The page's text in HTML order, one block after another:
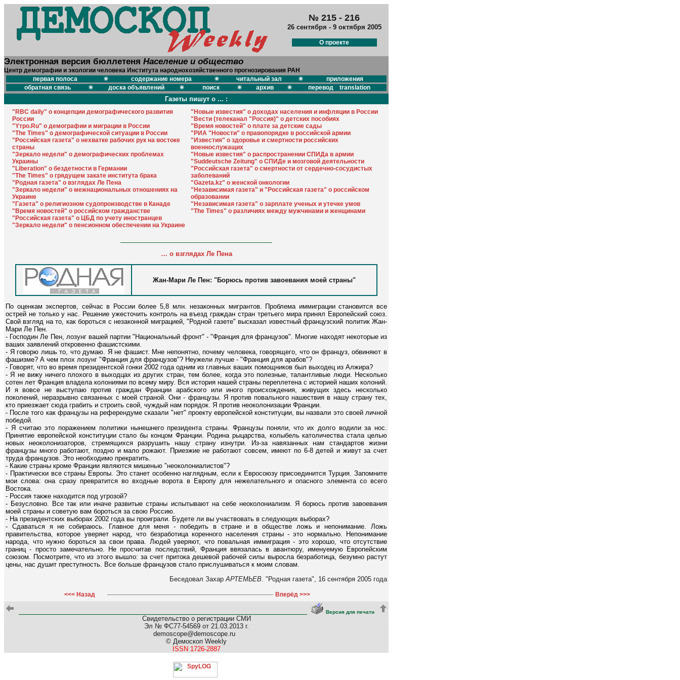
№ 215 - 216
26 сентября - 9 октября 2005
О проекте
Электронная версия бюллетеня Население и общество
Центр демографии и экологии человека Института народнохозяйственного прогнозирования РАН
первая полоса
содержание номера читальный зал
приложения
обратная связь
доска объявлений поиск архив перевод translation
Газеты пишут о ... :
"RBC daily" о концепции демографического развития
России
"Yтро.Ru" о демографии и миграции в России
"The Times" о демографической ситуации в России
"Российская газета" о нехватке рабочих рук на востоке
страны
"Зеркало недели" о демографических проблемах
Украины
"Liberation" о бездетности в Германии
"The Times" о грядущем закате института брака
"Родная газета" о взглядах Ле Пена
"Зеркало недели" о межнациональных отношениях на
Украине
"Газета" о религиозном судопроизводстве в Канаде
"Время новостей" о российском гражданстве
"Российская газета" о ЦБД по учету иностранцев
"Зеркало недели" о пенсионном обеспечении на Украине
"Новые известия" о доходах населения и инфляции в России
"Вести (телеканал "Россия)" о детских пособиях
"Время новостей" о плате за детские сады
"РИА "Новости" о правопорядке в российской армии
"Известия" о здоровье и смертности российских
военнослужащих
"Новые известия" о распространении СПИДа в армии
"Suddeutsche Zeitung" о СПИДе и мозговой деятельности
"Российская газета" о смертности от сердечно-сосудистых
заболеваний
"Gazeta.kz" о женской онкологии
"Независимая газета" и "Российская газета" о российском
образовании
"Независимая газета" о зарплате ученых и утечке умов
"The Times" о различиях между мужчинами и женщинами
… о взглядах Ле Пена
Жан-Мари Ле Пен: "Борюсь против завоевания моей страны"
По оценкам экспертов, сейчас в России более 5,8 млн. незаконных мигрантов. Проблема иммиграции становится все
острей не только у нас. Решение ужесточить контроль на въезд граждан стран третьего мира принял Европейский союз.
Свой взгляд на то, как бороться с незаконной миграцией, "Родной газете" высказал известный французский политик Жан-
Мари Ле Пен.
- Господин Ле Пен, лозунг вашей партии "Национальный фронт" - "Франция для французов". Многие находят некоторые из
ваших заявлений откровенно фашистскими.
- Я говорю лишь то, что думаю. Я не фашист. Мне непонятно, почему человека, говорящего, что он француз, обвиняют в
фашизме? А чем плох лозунг "Франция для французов"? Неужели лучше - "Франция для арабов"?
- Говорят, что во время президентской гонки 2002 года одним из главных ваших помощников был выходец из Алжира?
- Я не вижу ничего плохого в выходцах из других стран, тем более, когда это полезные, талантливые люди. Несколько
сотен лет Франция владела колониями по всему миру. Вся история нашей страны переплетена с историей наших колоний.
И я вовсе не выступаю против граждан Франции арабского или иного происхождения, живущих здесь несколько
поколений, неразрывно связанных с моей страной. Они - французы. Я против повального нашествия в нашу страну тех,
кто приезжает сюда грабить и строить свой, чуждый нам порядок. Я против неоколонизации Франции.
- После того как французы на референдуме сказали "нет" проекту европейской конституции, вы назвали это своей личной
победой.
- Я считаю это поражением политики нынешнего президента страны. Французы поняли, что их долго водили за нос.
Принятие европейской конституции стало бы концом Франции. Родина рыцарства, колыбель католичества стала целью
новых неоколонизаторов, стремящихся разрушить нашу страну изнутри. Из-за навязанных нам стандартов жизни
французы много работают, поздно и мало рожают. Приезжие не работают совсем, имеют по 6-8 детей и живут за счет
труда французов. Это необходимо прекратить.
- Какие страны кроме Франции являются мишенью "неоколониалистов"?
- Практически все страны Европы. Это станет особенно наглядным, если к Евросоюзу присоединится Турция. Запомните
мои слова: она сразу превратится во входные ворота в Европу для нежелательного и опасного элемента со всего
Востока.
- Россия также находится под угрозой?
- Безусловно. Все так или иначе развитые страны испытывают на себе неоколониализм. Я борюсь против завоевания
моей страны и советую вам бороться за свою Россию.
- На президентских выборах 2002 года вы проиграли. Будете ли вы участвовать в следующих выборах?
- Сдаваться я не собираюсь. Главное для меня - победить в стране и в обществе ложь и непонимание. Ложь
правительства, которое уверяет народ, что безработица коренного населения страны - это нормально. Непонимание
народа, что нужно бороться за свои права. Людей уверяют, что повальная иммиграция - это хорошо, что отсутствие
границ - просто замечательно. Не просчитав последствий, Франция ввязалась в авантюру, именуемую Европейским
союзом. Посмотрите, что из этого вышло: за счет притока дешевой рабочей силы выросла безработица, безумно растут
цены, нас душит преступность. Все больше французов стало прислушиваться к моим словам.
Беседовал Захар АРТЕМЬЕВ . "Родная газета", 16 сентября 2005 года
<<< Назад Вперёд >>>
Версия для печати
Свидетельство о регистрации СМИ
Эл № ФС77-54569 от 21.03.2013 г.
demoscope@demoscope.ru
© Демоскоп Weekly
ISSN 1726-2887